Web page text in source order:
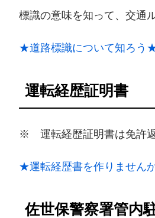
標識の意味を知って、交通
★道路標識について知ろう
運転経歴証明書
※ 運転経歴証明書は免許返
★運転経歴書を作りません
佐世保警察署管内